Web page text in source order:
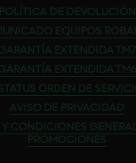
POLÍTICA DE DEVOLUCIÓN
EQUIPOS
EXTENDIDA TM7
EXTENDIDA TM6
ORDEN DE
AVISO DE PRIVACIDAD
Y CONDICIONES
PROMOCIONES